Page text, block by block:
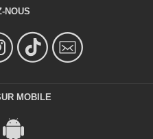
NOUS
MOBILE